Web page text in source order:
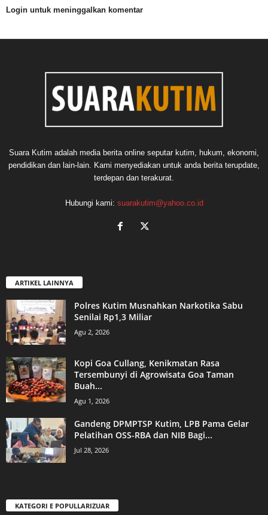
Login untuk meninggalkan komentar
Suara Kutim adalah media berita online seputar kutim, hukum, ekonomi,
pendidikan dan lain-lain. Kami menyediakan untuk anda berita terupdate,
terdepan dan terakurat.
Hubungi kami: suarakutim@yahoo.co.id
ARTIKEL LAINNYA
Polres Kutim Musnahkan Narkotika Sabu
Senilai Rp1,3 Miliar
Agu 2, 2026
Kopi Goa Cullang, Kenikmatan Rasa
Tersembunyi di Agrowisata Goa Taman
Buah...
Agu 1, 2026
Gandeng DPMPTSP Kutim, LPB Pama Gelar
Pelatihan OSS-RBA dan NIB Bagi...
Jul 28, 2026
KATEGORI E POPULLARIZUAR